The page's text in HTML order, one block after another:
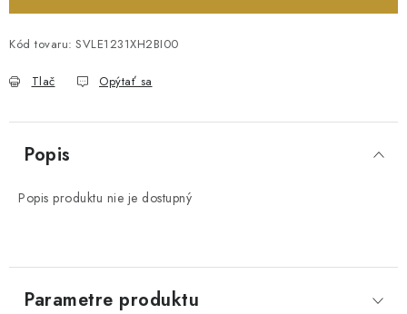
Kód tovaru: SVLE1231XH2BI00
Tlač Opýtať sa
Popis
Popis produktu nie je dostupný
Parametre produktu